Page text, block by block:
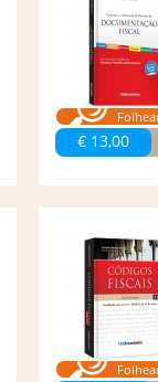
€ 13,00